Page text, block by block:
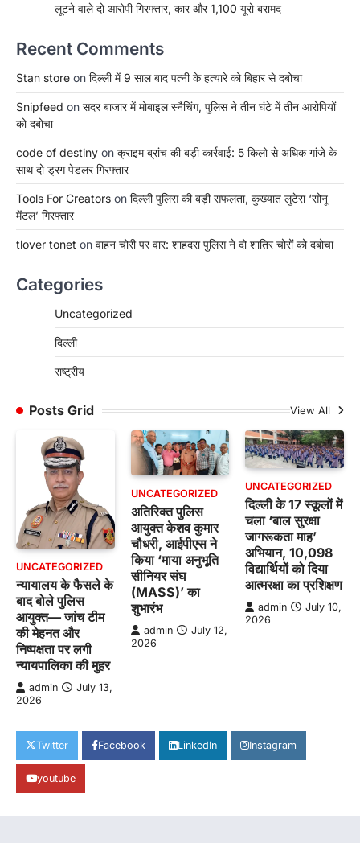
लूटने वाले दो आरोपी गिरफ्तार, कार और 1,100 यूरो बरामद
Recent Comments
Stan store on दिल्ली में 9 साल बाद पत्नी के हत्यारे को बिहार से दबोचा
Snipfeed on सदर बाजार में मोबाइल स्नैचिंग, पुलिस ने तीन घंटे में तीन आरोपियों
को दबोचा
code of destiny on क्राइम ब्रांच की बड़ी कार्रवाई: 5 किलो से अधिक गांजे के
साथ दो ड्रग पेडलर गिरफ्तार
Tools For Creators on दिल्ली पुलिस की बड़ी सफलता, कुख्यात लुटेरा ‘सोनू
मेंटल’ गिरफ्तार
tlover tonet on वाहन चोरी पर वार: शाहदरा पुलिस ने दो शातिर चोरों को दबोचा
Categories
Uncategorized
दिल्ली
राष्ट्रीय
Posts Grid View All
UNCATEGORIZED
न्यायालय के फैसले के
बाद बोले पुलिस
आयुक्त— जांच टीम
की मेहनत और
निष्पक्षता पर लगी
न्यायपालिका की मुहर
admin
July 13,
2026
UNCATEGORIZED
अतिरिक्त पुलिस
आयुक्त केशव कुमार
चौधरी, आईपीएस ने
किया ‘माया अनुभूति
सीनियर संघ
(MASS)’ का
शुभारंभ
admin
July 12,
2026
UNCATEGORIZED
दिल्ली के 17 स्कूलों में
चला ‘बाल सुरक्षा
जागरूकता माह’
अभियान, 10,098
विद्यार्थियों को दिया
आत्मरक्षा का प्रशिक्षण
admin
July 10,
2026
Twitter Facebook LinkedIn Instagram
youtube